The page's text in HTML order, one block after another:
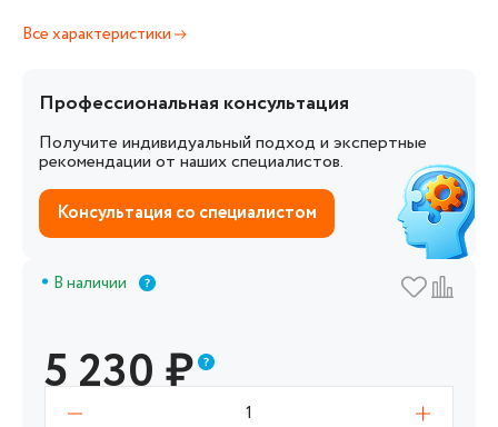
Все характеристики
Профессиональная консультация
Получите индивидуальный подход и экспертные
рекомендации от наших специалистов.
Консультация со специалистом
В наличии
5 230₽
1